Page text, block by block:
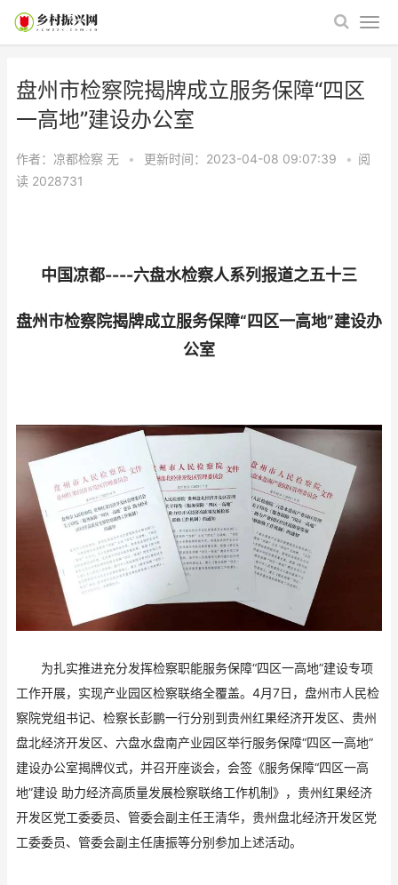
盘州市检察院揭牌成立服务保障“四区
一高地”建设办公室
作者：凉都检察 无 • 更新时间：2023-04-08 09:07:39 • 阅
读 2028731
中国凉都----六盘水检察人系列报道之五十三
盘州市检察院揭牌成立服务保障“四区一高地”建设办
公室
为扎实推进充分发挥检察职能服务保障“四区一高地”建设专项
工作开展，实现产业园区检察联络全覆盖。4月7日，盘州市人民检
察院党组书记、检察长彭鹏一行分别到贵州红果经济开发区、贵州
盘北经济开发区、六盘水盘南产业园区举行服务保障“四区一高地”
建设办公室揭牌仪式，并召开座谈会，会签《服务保障“四区一高
地”建设 助力经济高质量发展检察联络工作机制》，贵州红果经济
开发区党工委委员、管委会副主任王清华，贵州盘北经济开发区党
工委委员、管委会副主任唐振等分别参加上述活动。